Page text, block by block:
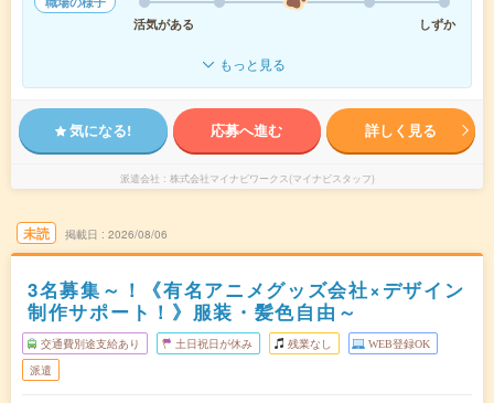
活気がある
しずか
もっと見る
気になる! 応募へ進む 詳しく見る
派遣会社 株式会社マイナビワークス(マイナビスタッフ)
未読 掲載日 2026/08/06
3名募集～！《有名アニメグッズ会社×デザイン
制作サポート！》服装・髪色自由～
交通費別途支給あり 土日祝日が休み 残業なし WEB登録OK
派遣